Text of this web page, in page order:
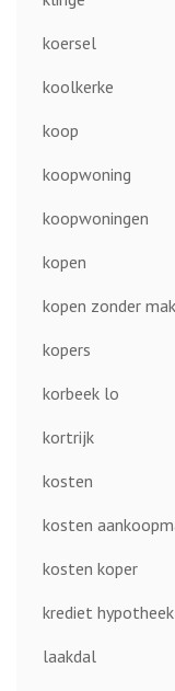
koersel
koolkerke
koop
koopwoning
koopwoningen
kopen
kopen zonder
kopers
korbeek lo
kortrijk
kosten
kosten
kosten koper
krediet hypotheek
laakdal